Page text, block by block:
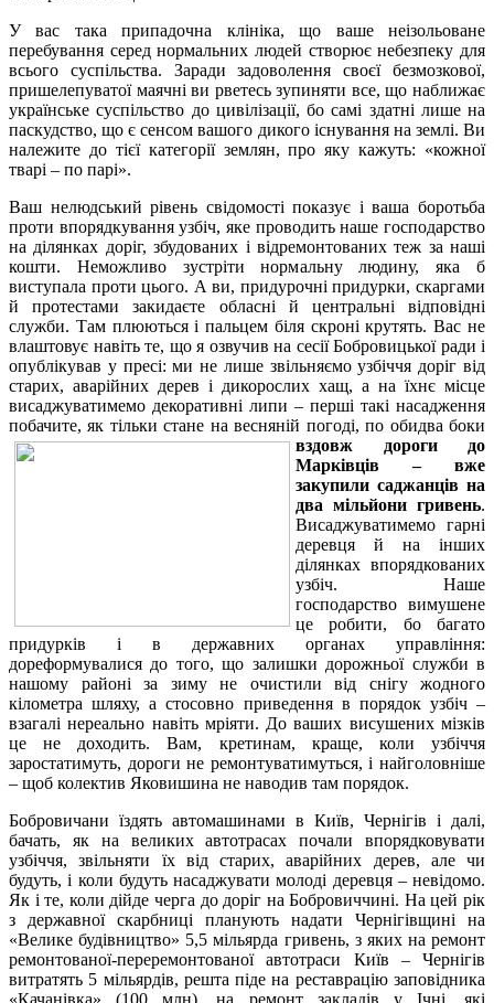
У вас така припадочна клініка, що ваше неізольоване
перебування серед нормальних людей створює небезпеку для
всього суспільства. Заради задоволення своєї безмозкової,
пришелепуватої маячні ви рветесь зупиняти все, що наближає
українське суспільство до цивілізації, бо самі здатні лише на
паскудство, що є сенсом вашого дикого існування на землі. Ви
належите до тієї категорії землян, про яку кажуть: «кожної
тварі – по парі».
Ваш нелюдський рівень свідомості показує і ваша боротьба
проти впорядкування узбіч, яке проводить наше господарство
на ділянках доріг, збудованих і відремонтованих теж за наші
кошти. Неможливо зустріти нормальну людину, яка б
виступала проти цього. А ви, придурочні придурки, скаргами
й протестами закидаєте обласні й центральні відповідні
служби. Там плюються і пальцем біля скроні крутять. Вас не
влаштовує навіть те, що я озвучив на сесії Бобровицької ради і
опублікував у пресі: ми не лише звільняємо узбіччя доріг від
старих, аварійних дерев і дикорослих хащ, а на їхнє місце
висаджуватимемо декоративні липи – перші такі насадження
побачите, як тільки стане на весняній погоді,по обидва боки
вздовж дороги до
Марківців – вже
закупили саджанців на
два мільйони гривень.
Висаджуватимемо гарні
деревця й на інших
ділянках впорядкованих
узбіч. Наше
господарство вимушене
це робити, бо багато
придурків і в державних органах управління:
дореформувалися до того, що залишки дорожньої служби в
нашому районі за зиму не очистили від снігу жодного
кілометра шляху, а стосовно приведення в порядок узбіч –
взагалі нереально навіть мріяти. До ваших висушених мізків
це не доходить. Вам, кретинам, краще, коли узбіччя
заростатимуть, дороги не ремонтуватимуться, і найголовніше
– щоб колектив Яковишина не наводив там порядок.
Бобровичани їздять автомашинами в Київ, Чернігів і далі,
бачать, як на великих автотрасах почали впорядковувати
узбіччя, звільняти їх від старих, аварійних дерев, але чи
будуть, і коли будуть насаджувати молоді деревця – невідомо.
Як і те, коли дійде черга до доріг на Бобровиччині. На цей рік
з державної скарбниці планують надати Чернігівщині на
«Велике будівництво» 5,5 мільярда гривень, з яких на ремонт
ремонтованої-переремонтованої автотраси Київ – Чернігів
витратять 5 мільярдів, решта піде на реставрацію заповідника
«Качанівка» (100 млн), на ремонт закладів у Ічні, які